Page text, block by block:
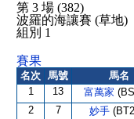
第 3 場 (382)
波羅的海讓賽 (草
組別 1
賽果
名次 馬號 馬名
1
13 富萬家
2 7 妙手